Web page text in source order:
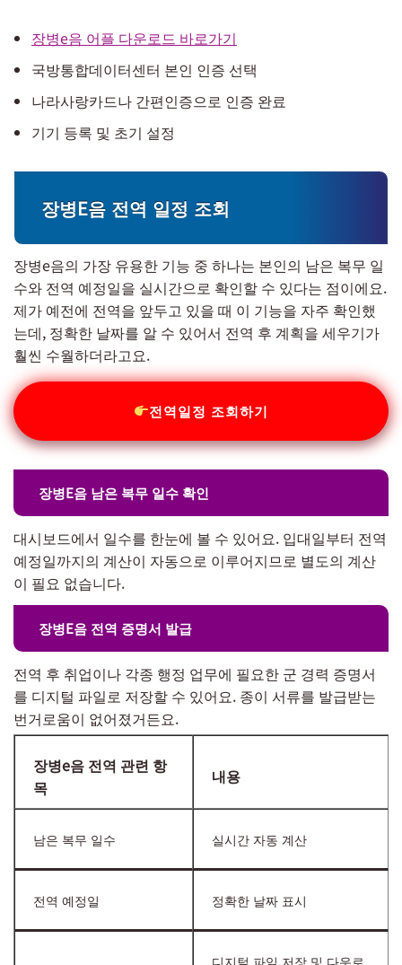
장병e음 어플 다운로드 바로가기
국방통합데이터센터 본인 인증 선택
나라사랑카드나 간편인증으로 인증 완료
기기 등록 및 초기 설정
장병E음 전역 일정 조회
장병e음의 가장 유용한 기능 중 하나는 본인의 남은 복무 일
수와 전역 예정일을 실시간으로 확인할 수 있다는 점이에요.
제가 예전에 전역을 앞두고 있을 때 이 기능을 자주 확인했
는데, 정확한 날짜를 알 수 있어서 전역 후 계획을 세우기가
훨씬 수월하더라고요.
전역일정 조회하기
장병E음 남은 복무 일수 확인
대시보드에서 일수를 한눈에 볼 수 있어요. 입대일부터 전역
예정일까지의 계산이 자동으로 이루어지므로 별도의 계산
이 필요 없습니다.
장병E음 전역 증명서 발급
전역 후 취업이나 각종 행정 업무에 필요한 군 경력 증명서
를 디지털 파일로 저장할 수 있어요. 종이 서류를 발급받는
번거로움이 없어졌거든요.
장병e음 전역 관련 항
목
내용
남은 복무 일수 실시간 자동 계산
전역 예정일 정확한 날짜 표시
디지털 파일 저장 및 다운로